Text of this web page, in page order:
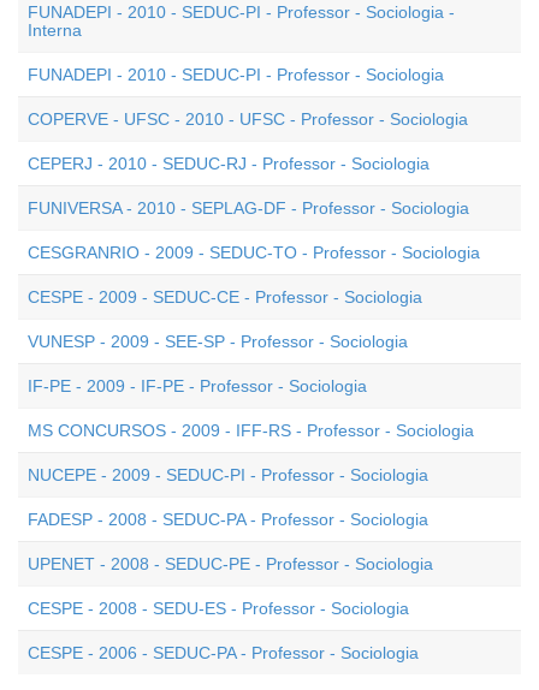
FUNADEPI - 2010 - SEDUC-PI - Professor - Sociologia -
Interna
FUNADEPI - 2010 - SEDUC-PI - Professor - Sociologia
COPERVE - UFSC - 2010 - UFSC - Professor - Sociologia
CEPERJ - 2010 - SEDUC-RJ - Professor - Sociologia
FUNIVERSA - 2010 - SEPLAG-DF - Professor - Sociologia
CESGRANRIO - 2009 - SEDUC-TO - Professor - Sociologia
CESPE - 2009 - SEDUC-CE - Professor - Sociologia
VUNESP - 2009 - SEE-SP - Professor - Sociologia
IF-PE - 2009 - IF-PE - Professor - Sociologia
MS CONCURSOS - 2009 - IFF-RS - Professor - Sociologia
NUCEPE - 2009 - SEDUC-PI - Professor - Sociologia
FADESP - 2008 - SEDUC-PA - Professor - Sociologia
UPENET - 2008 - SEDUC-PE - Professor - Sociologia
CESPE - 2008 - SEDU-ES - Professor - Sociologia
CESPE - 2006 - SEDUC-PA - Professor - Sociologia